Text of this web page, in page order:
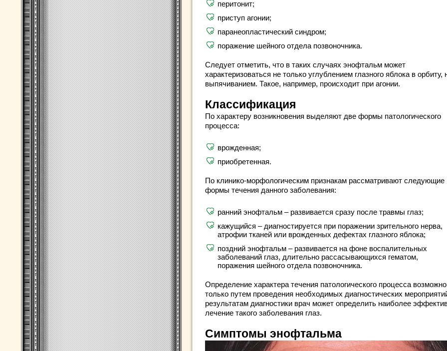
перитонит;
приступ агонии;
паранеопластический синдром;
поражение шейного отдела позвоночника.
Следует отметить, что в таких случаях энофтальм может
характеризоваться не только углублением глазного яблока в орбиту,
выпячиванием. Такое, например, происходит при агонии.
Классификация
По характеру возникновения выделяют две формы патологического
процесса:
врожденная;
приобретенная.
По клинико-морфологическим признакам рассматривают следующие
формы течения данного заболевания:
ранний энофтальм – развивается сразу после травмы глаз;
кажущийся – диагностируется при поражении зрительного нерва,
атрофии тканей или врожденных дефектах глазного яблока;
поздний энофтальм – развивается на фоне воспалительных
заболеваний глаз, длительно рассасывающихся гематом,
поражения шейного отдела позвоночника.
Определение характера течения патологического процесса возможно
только путем проведения необходимых диагностических
результатам диагностики врач может определить наиболее
лечение такого заболевания глаз.
Симптомы энофтальма